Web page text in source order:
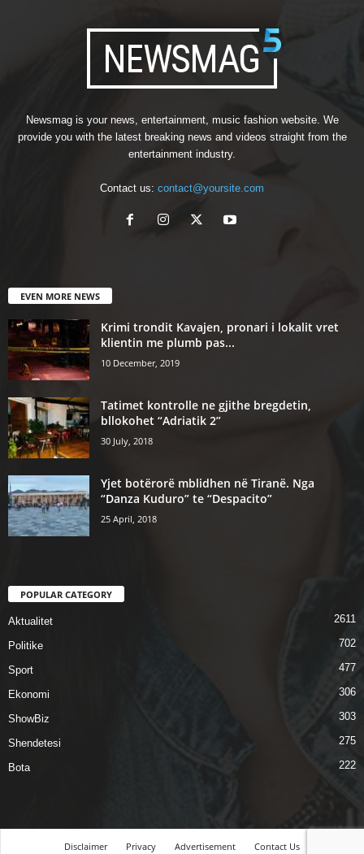
Newsmag is your news, entertainment, music fashion website. We
provide you with the latest breaking news and videos straight from the
entertainment industry.
Contact us: contact@yoursite.com
EVEN MORE NEWS
Krimi trondit Kavajen, pronari i lokalit vret
klientin me plumb pas...
10 December, 2019
Tatimet kontrolle ne gjithe bregdetin,
bllokohet “Adriatik 2”
30 July, 2018
Yjet botërorë mblidhen në Tiranë. Nga
“Danza Kuduro” te “Despacito”
25 April, 2018
POPULAR CATEGORY
Aktualitet 2611
Politike 702
Sport 477
Ekonomi 306
ShowBiz 303
Shendetesi 275
Bota 222
Disclaimer Privacy Advertisement Contact Us